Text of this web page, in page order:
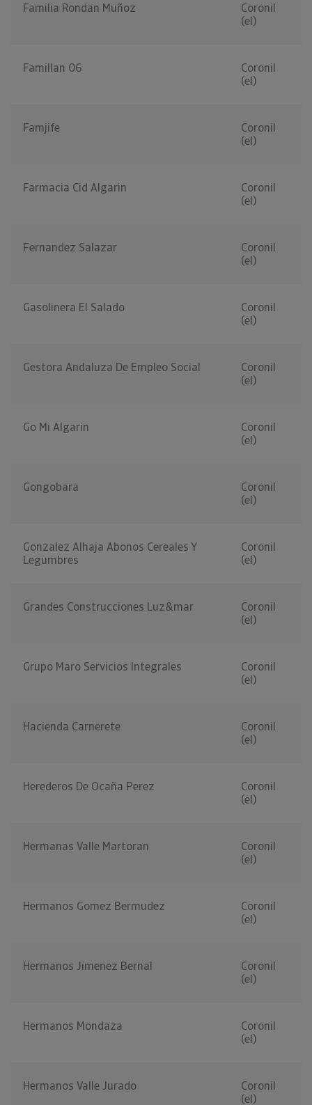
Familia Rondan Muñoz
Coronil
(el)
Famillan 06
Coronil
(el)
Famjife
Coronil
(el)
Farmacia Cid Algarin
Coronil
(el)
Fernandez Salazar
Coronil
(el)
Gasolinera El Salado
Coronil
(el)
Gestora Andaluza De Empleo Social
Coronil
(el)
Go Mi Algarin
Coronil
(el)
Gongobara
Coronil
(el)
Gonzalez Alhaja Abonos Cereales Y
Legumbres
Coronil
(el)
Grandes Construcciones Luz&mar
Coronil
(el)
Grupo Maro Servicios Integrales
Coronil
(el)
Hacienda Carnerete
Coronil
(el)
Herederos De Ocaña Perez
Coronil
(el)
Hermanas Valle Martoran
Coronil
(el)
Hermanos Gomez Bermudez
Coronil
(el)
Hermanos Jimenez Bernal
Coronil
(el)
Hermanos Mondaza
Coronil
(el)
Hermanos Valle Jurado
Coronil
(el)